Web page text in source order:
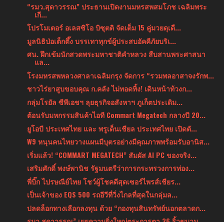
“รมว.สุดาวรรณ” ประธานเปิดงานมหรสพสมโภช เฉลิมพระ
เกี...
โปรโมเตอร์ อเลสซิโอ บิซุตติ จัดเต็ม 15 คู่มวยดุเดื...
มูลนิธิป่อเต็กตึ๊ง บรรเทาทุกข์ผู้ประสบอัคคีภัยบริเ...
ศน. ฝึกเข้มนักสวดพระมหาชาติคำหลวง สืบสานพระศาสนา
แล...
โรงมหรสพหลวงศาลาเฉลิมกรุง จัดการ “รวมพลอาสาจงรักพ...
ชาวไร่ยาสูบขอบคุณ ก.คลัง ไม่ทอดทิ้ง! เดินหน้าท้วงก...
กลุ่มโรยัล ซีพีเอชฯ ลุยธุรกิจอสังหาฯ ภูเก็ตประเดิม...
ต้อนรับมหกรรมสินค้าไอที Commart Megatech กลางปี 20...
ยูโอบี ประเทศไทย และ พรูเด็นเชียล ประเทศไทย เปิดตั...
W9 หนุนคนไทยวางแผนมีบุตรอย่างมีคุณภาพพร้อมรับอานิส...
เริ่มแล้ว! “COMMART MEGATECH” สัมผัส AI PC ของจริง...
เสริมศักดิ์ พงษ์พานิช รัฐมนตรีว่าการกระทรวงการท่อง...
พี่บิ๊ก ไปรษณีย์ไทย โชว์ผู้โชคดีสุดเซอร์ไพรส์เชียร...
เป็นเจ้าของ EQS 500 รถอีวีที่วิ่งไกลที่สุดในกลุ่มล...
ปลดล็อกทางเลือกลงทุน ด้วย “กองทุนสินทรัพย์นอกตลาดก...